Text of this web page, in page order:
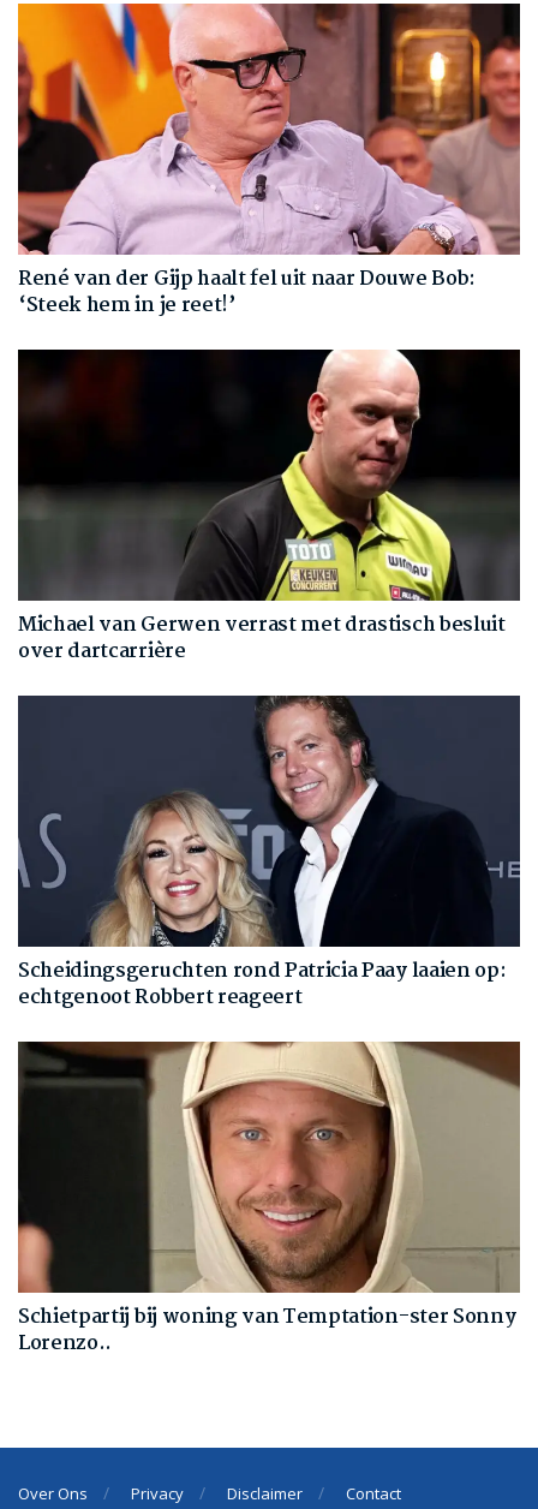
René van der Gijp haalt fel uit naar Douwe Bob:
‘Steek hem in je reet!’
Michael van Gerwen verrast met drastisch besluit
over dartcarrière
Scheidingsgeruchten rond Patricia Paay laaien op:
echtgenoot Robbert reageert
Schietpartij bij woning van Temptation-ster Sonny
Lorenzo..
Over Ons Privacy Disclaimer Contact